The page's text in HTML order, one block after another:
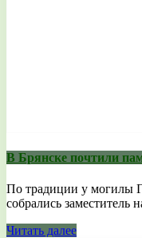
В Брянске почтили
По традиции у могилы
собрались заместитель
Читать далее